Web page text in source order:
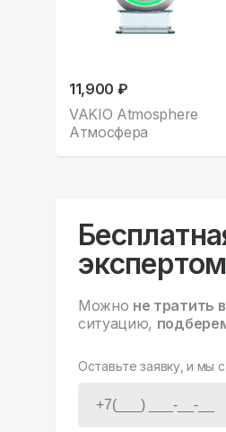
11,900 ₽
VAKIO Atmosphere
Атмосфера
экспертом
Можно не тратить
ситуацию,
Оставьте заявку, и мы